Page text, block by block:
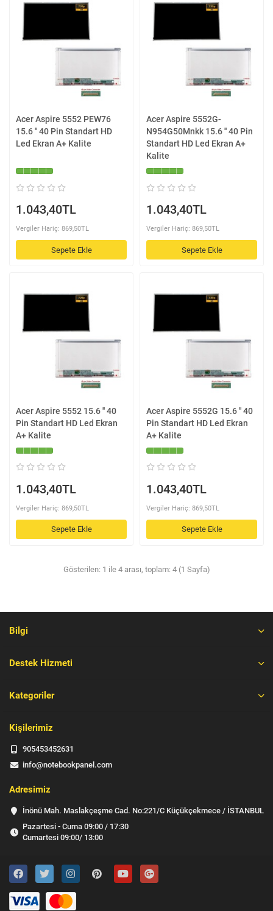
Acer Aspire 5552 PEW76
15.6 '' 40 Pin Standart HD
Led Ekran A+ Kalite
1.043,40TL
Vergiler Hariç: 869,50TL
Sepete Ekle
Acer Aspire 5552G-
N954G50Mnkk 15.6 '' 40 Pin
Standart HD Led Ekran A+
Kalite
1.043,40TL
Vergiler Hariç: 869,50TL
Sepete Ekle
Acer Aspire 5552 15.6 '' 40
Pin Standart HD Led Ekran
A+ Kalite
1.043,40TL
Vergiler Hariç: 869,50TL
Sepete Ekle
Acer Aspire 5552G 15.6 '' 40
Pin Standart HD Led Ekran
A+ Kalite
1.043,40TL
Vergiler Hariç: 869,50TL
Sepete Ekle
Gösterilen: 1 ile 4 arası, toplam: 4 (1 Sayfa)
Bilgi
Destek Hizmeti
Kategoriler
Kişilerimiz
905453452631
info@notebookpanel.com
Adresimiz
İnönü Mah. Maslakçeşme Cad. No:221/C Küçükçekmece / İSTANBUL
Pazartesi - Cuma 09:00 / 17:30
Cumartesi 09:00/ 13:00